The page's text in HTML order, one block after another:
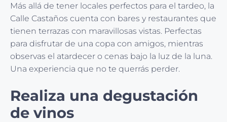
Más allá de tener locales perfectos para el tardeo, la
Calle Castaños cuenta con bares y restaurantes que
tienen terrazas con maravillosas vistas. Perfectas
para disfrutar de una copa con amigos, mientras
observas el atardecer o cenas bajo la luz de la luna.
Una experiencia que no te querrás perder.
Realiza una degustación
de vinos